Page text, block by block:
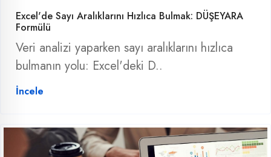
Excel'de Sayı Aralıklarını Hızlıca Bulmak: DÜŞEYARA
Formülü
Veri analizi yaparken sayı aralıklarını hızlıca
bulmanın yolu: Excel'deki D..
İncele